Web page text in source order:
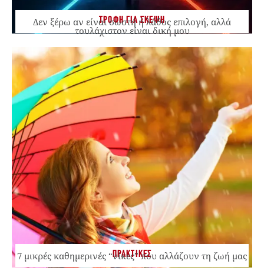
ΤΡΟΦΗ ΓΙΑ ΣΚΕΨΗ
Δεν ξέρω αν είναι σωστή ή λάθος επιλογή, αλλά
τουλάχιστον είναι δική μου
ΠΡΑΚΤΙΚΕΣ
7 μικρές καθημερινές “νίκες” που αλλάζουν τη ζωή μας